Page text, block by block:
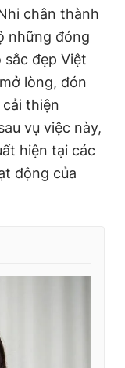
chân thành
những đóng
sắc đẹp Việt
lòng, đón
thiện
vụ việc này,
hiện tại các
động của